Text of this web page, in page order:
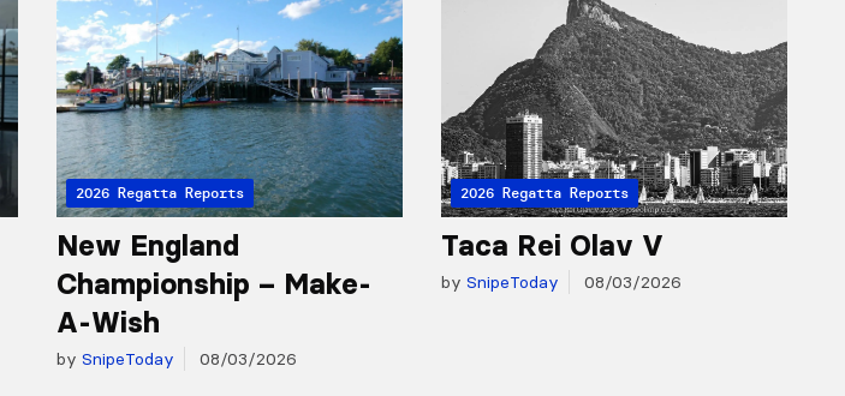
2026 Regatta Reports
New England
Championship – Make-
A-Wish
by SnipeToday 08/03/2026
2026 Regatta Reports
Taca Rei Olav V
by SnipeToday 08/03/2026